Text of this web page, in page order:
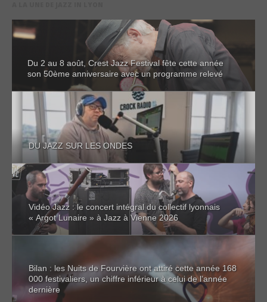
Du 2 au 8 août, Crest Jazz Festival fête cette année
son 50ème anniversaire avec un programme relevé
DU JAZZ SUR LES ONDES
Vidéo Jazz : le concert intégral du collectif lyonnais
« Argot Lunaire » à Jazz à Vienne 2026
Bilan : les Nuits de Fourvière ont attiré cette année 168
000 festivaliers, un chiffre inférieur à celui de l’année
dernière